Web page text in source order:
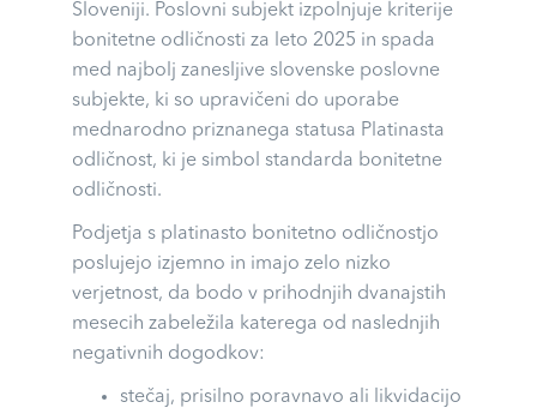
Sloveniji. Poslovni subjekt izpolnjuje kriterije
bonitetne odličnosti za leto 2025 in spada
med najbolj zanesljive slovenske poslovne
subjekte, ki so upravičeni do uporabe
mednarodno priznanega statusa Platinasta
odličnost, ki je simbol standarda bonitetne
odličnosti.
Podjetja s platinasto bonitetno odličnostjo
poslujejo izjemno in imajo zelo nizko
verjetnost, da bodo v prihodnjih dvanajstih
mesecih zabeležila katerega od naslednjih
negativnih dogodkov:
stečaj, prisilno poravnavo ali likvidacijo